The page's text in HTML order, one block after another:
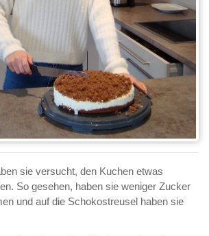
sie versucht, den Kuchen etwas
So gesehen, haben sie weniger Zucker
und auf die Schokostreusel haben sie